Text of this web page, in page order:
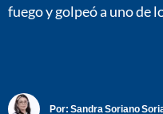
fuego y golpeó a uno de
Por: Sandra Soriano